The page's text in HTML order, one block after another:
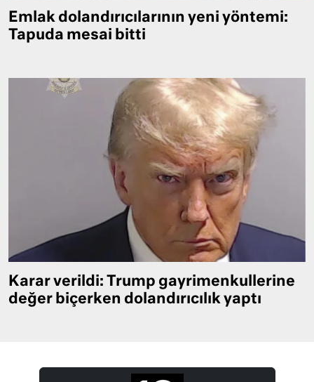
Emlak dolandırıcılarının yeni yöntemi:
Tapuda mesai bitti
Karar verildi: Trump gayrimenkullerine
değer biçerken dolandırıcılık yaptı